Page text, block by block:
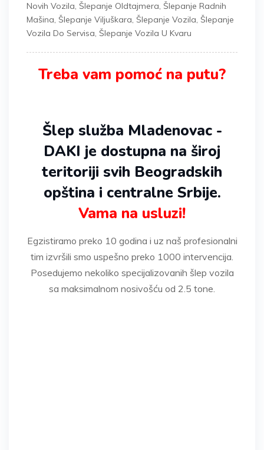
Novih Vozila, Šlepanje Oldtajmera, Šlepanje Radnih
Mašina, Šlepanje Viljuškara, Šlepanje Vozila, Šlepanje
Vozila Do Servisa, Šlepanje Vozila U Kvaru
Treba vam pomoć na putu?
Šlep služba Mladenovac -
DAKI je dostupna na široj
teritoriji svih Beogradskih
opština i centralne Srbije.
Vama na usluzi!
Egzistiramo preko 10 godina i uz naš profesionalni
tim izvršili smo uspešno preko 1000 intervencija.
Posedujemo nekoliko specijalizovanih šlep vozila
sa maksimalnom nosivošću od 2.5 tone.